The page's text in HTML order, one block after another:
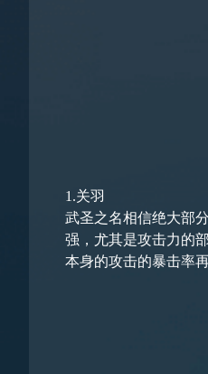
1.关羽
武圣之名相信绝大部
强，尤其是攻击力的
本身的攻击的暴击率